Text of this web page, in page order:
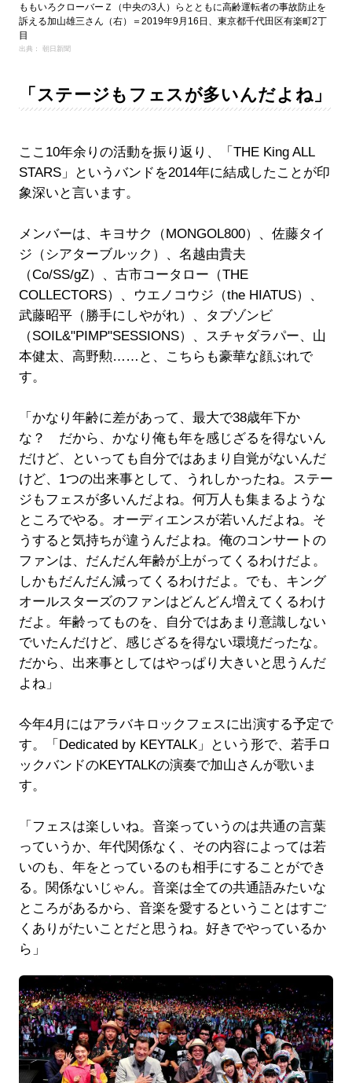
ももいろクローバーＺ（中央の3人）らとともに高齢運転者の事故防止を
訴える加山雄三さん（右）＝2019年9月16日、東京都千代田区有楽町2丁
目
出典： 朝日新聞
「ステージもフェスが多いんだよね」
ここ10年余りの活動を振り返り、「THE King ALL
STARS」というバンドを2014年に結成したことが印
象深いと言います。
メンバーは、キヨサク（MONGOL800）、佐藤タイ
ジ（シアターブルック）、名越由貴夫
（Co/SS/gZ）、古市コータロー（THE
COLLECTORS）、ウエノコウジ（the HIATUS）、
武藤昭平（勝手にしやがれ）、タブゾンビ
（SOIL&"PIMP"SESSIONS）、スチャダラパー、山
本健太、高野勲……と、こちらも豪華な顔ぶれで
す。
「かなり年齢に差があって、最大で38歳年下か
な？ だから、かなり俺も年を感じざるを得ないん
だけど、といっても自分ではあまり自覚がないんだ
けど、1つの出来事として、うれしかったね。ステー
ジもフェスが多いんだよね。何万人も集まるような
ところでやる。オーディエンスが若いんだよね。そ
うすると気持ちが違うんだよね。俺のコンサートの
ファンは、だんだん年齢が上がってくるわけだよ。
しかもだんだん減ってくるわけだよ。でも、キング
オールスターズのファンはどんどん増えてくるわけ
だよ。年齢ってものを、自分ではあまり意識しない
でいたんだけど、感じざるを得ない環境だったな。
だから、出来事としてはやっぱり大きいと思うんだ
よね」
今年4月にはアラバキロックフェスに出演する予定で
す。「Dedicated by KEYTALK」という形で、若手ロ
ックバンドのKEYTALKの演奏で加山さんが歌いま
す。
「フェスは楽しいね。音楽っていうのは共通の言葉
っていうか、年代関係なく、その内容によっては若
いのも、年をとっているのも相手にすることができ
る。関係ないじゃん。音楽は全ての共通語みたいな
ところがあるから、音楽を愛するということはすご
くありがたいことだと思うね。好きでやっているか
ら」